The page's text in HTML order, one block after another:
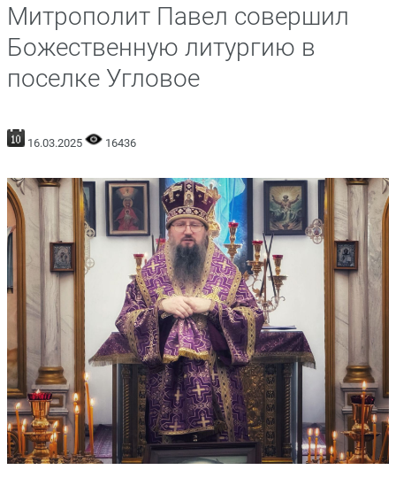
Митрополит Павел совершил
Божественную литургию в
поселке Угловое
16.03.2025 16436